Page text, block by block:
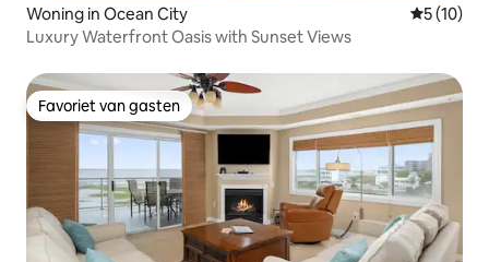
Woning in Ocean City
5 (10)
Luxury Waterfront Oasis with Sunset Views
Favoriet van gasten
Favoriet van gasten